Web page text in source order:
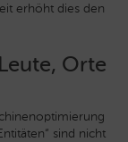
erhöht dies den
Orte
sind nicht